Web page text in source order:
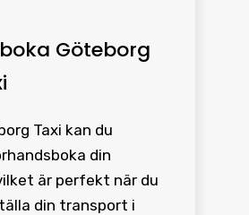
Göteborg
Taxi kan du
din
är perfekt när du
din transport i